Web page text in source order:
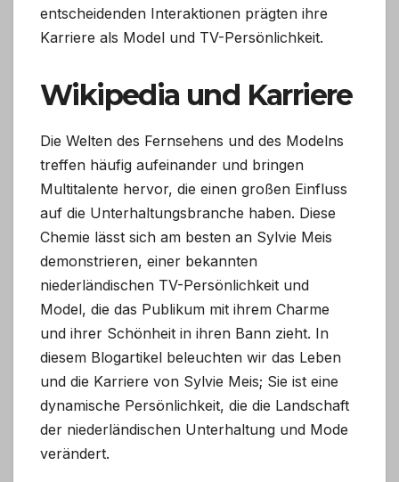
entscheidenden Interaktionen prägten ihre
Karriere als Model und TV-Persönlichkeit.
Wikipedia und Karriere
Die Welten des Fernsehens und des Modelns
treffen häufig aufeinander und bringen
Multitalente hervor, die einen großen Einfluss
auf die Unterhaltungsbranche haben. Diese
Chemie lässt sich am besten an Sylvie Meis
demonstrieren, einer bekannten
niederländischen TV-Persönlichkeit und
Model, die das Publikum mit ihrem Charme
und ihrer Schönheit in ihren Bann zieht. In
diesem Blogartikel beleuchten wir das Leben
und die Karriere von Sylvie Meis; Sie ist eine
dynamische Persönlichkeit, die die Landschaft
der niederländischen Unterhaltung und Mode
verändert.